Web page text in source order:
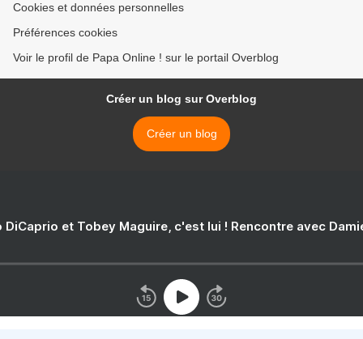
Cookies et données personnelles
Préférences cookies
Voir le profil de Papa Online ! sur le portail Overblog
Créer un blog sur Overblog
Créer un blog
DiCaprio et Tobey Maguire, c'est lui ! Rencontre avec